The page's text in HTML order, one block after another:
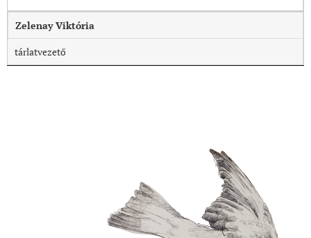
Zelenay Viktória
tárlatvezető